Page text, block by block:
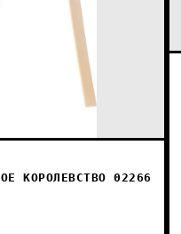
КОРОЛЕВСТВО 02266